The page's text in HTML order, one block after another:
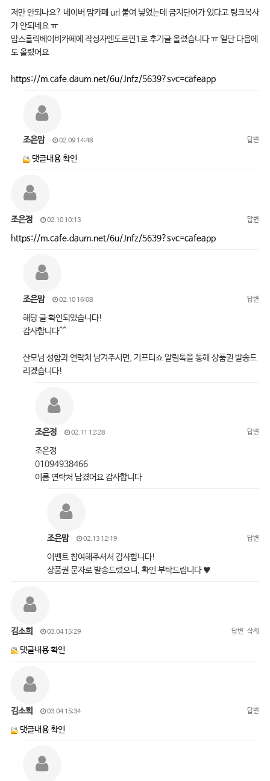
저만 안되나요? 네이버 맘카페 url 붙여 넣었는데 금지단어가 있다고 링크복사
가 안되네요 ㅠ
맘스홀릭베이비카페에 작성자엔도르핀1로 후기글 올렸습니다 ㅠ 일단 다음에
도 올렸어요
https://m.cafe.daum.net/6u/Jnfz/5639?svc=cafeapp
조은맘 02.09 14:48 답변
댓글내용 확인
조은정 02.10 10:13 답변
https://m.cafe.daum.net/6u/Jnfz/5639?svc=cafeapp
조은맘 02.10 16:08 답변
해당 글 확인되었습니다!
감사합니다^^
산모님 성함과 연락처 남겨주시면, 기프티쇼 알림톡을 통해 상품권 발송드
리겠습니다!
조은정 02.11 12:28 답변
조은정
01094938466
이름 연락처 남겼어요 감사합니다
조은맘 02.13 12:19 답변
이벤트 참여해주셔서 감사합니다!
상품권 문자로 발송드렸으니, 확인 부탁드립니다 ♥
김소희 03.04 15:29 답변 삭제
댓글내용 확인
김소희 03.04 15:34 답변
댓글내용 확인